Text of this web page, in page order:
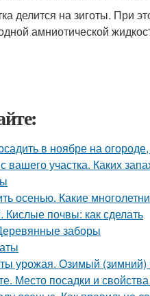
делится на зиготы.
амниотической
в ноябре на
вашего участка. Каких
осенью. Какие
Кислые почвы: как сделать
заборы
урожая. Озимый (зимний)
Место посадки и